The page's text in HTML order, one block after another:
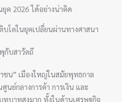
ค 2026 ได้อย่างน่าคิด
บโตในยุคเปลี่ยนผ่านทางศาสนา
กับสาวัตถี
น” เมืองใหญ่ในสมัยพุทธกาล
ศูนย์กลางการค้า การเงิน และ
ทบาทสูงมาก ทั้งในด้านเศรษฐกิจ